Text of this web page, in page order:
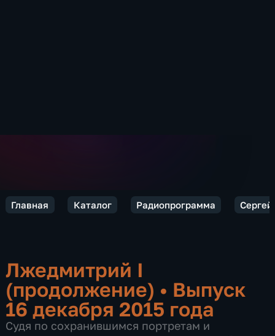
Главная Каталог Радиопрограмма Сергей
Лжедмитрий I
(продолжение) • Выпуск
16 декабря 2015 года
Судя по сохранившимся портретам и